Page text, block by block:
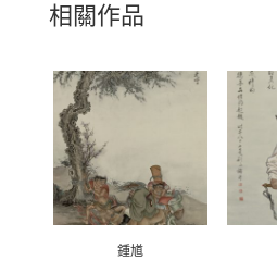
相關作品
鍾馗